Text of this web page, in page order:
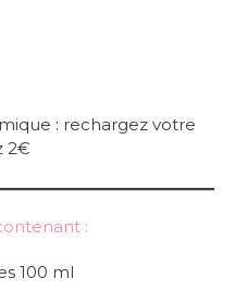
: rechargez votre
2€
:
100 ml